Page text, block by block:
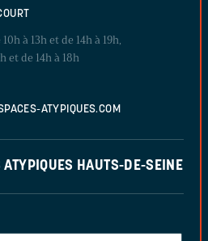
à 13h et de 14h à 19h,
et de 14h à 18h
ATYPIQUES.COM
ATYPIQUES HAUTS-DE-SEINE